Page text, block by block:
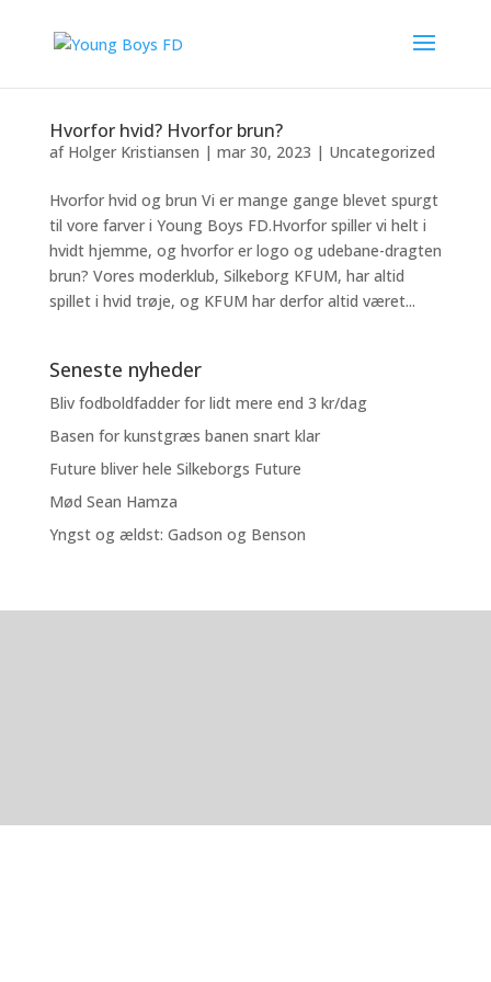
Hvorfor hvid? Hvorfor brun?
af Holger Kristiansen | mar 30, 2023 | Uncategorized
Hvorfor hvid og brun Vi er mange gange blevet spurgt
til vore farver i Young Boys FD.Hvorfor spiller vi helt i
hvidt hjemme, og hvorfor er logo og udebane-dragten
brun? Vores moderklub, Silkeborg KFUM, har altid
spillet i hvid trøje, og KFUM har derfor altid været...
Seneste nyheder
Bliv fodboldfadder for lidt mere end 3 kr/dag
Basen for kunstgræs banen snart klar
Future bliver hele Silkeborgs Future
Mød Sean Hamza
Yngst og ældst: Gadson og Benson